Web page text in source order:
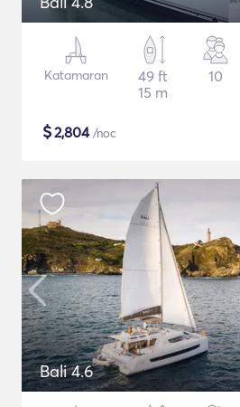
Katamaran
49 ft
15 m
10
$2,804/noc
Bali 4.6